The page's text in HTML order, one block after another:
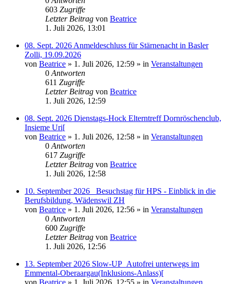
603 Zugriffe
Letzter Beitrag von Beatrice
1. Juli 2026, 13:01
08. Sept. 2026 Anmeldeschluss für Stärnenacht in Basler
Zolli, 19.09.2026
von Beatrice » 1. Juli 2026, 12:59 » in Veranstaltungen
0 Antworten
611 Zugriffe
Letzter Beitrag von Beatrice
1. Juli 2026, 12:59
08. Sept. 2026 Dienstags-Hock Elterntreff Dornröschenclub,
Insieme Uri[
von Beatrice » 1. Juli 2026, 12:58 » in Veranstaltungen
0 Antworten
617 Zugriffe
Letzter Beitrag von Beatrice
1. Juli 2026, 12:58
10. September 2026_ Besuchstag für HPS - Einblick in die
Berufsbildung, Wädenswil ZH
von Beatrice » 1. Juli 2026, 12:56 » in Veranstaltungen
0 Antworten
600 Zugriffe
Letzter Beitrag von Beatrice
1. Juli 2026, 12:56
13. September 2026 Slow-UP_Autofrei unterwegs im
Emmental-Oberaargau(Inklusions-Anlass)[
von Beatrice » 1. Juli 2026, 12:55 » in Veranstaltungen